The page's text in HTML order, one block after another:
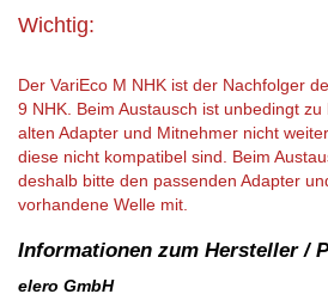
Wichtig:
Der VariEco M NHK ist der Nachfolger
9 NHK. Beim Austausch ist unbedingt
alten Adapter und Mitnehmer nicht
diese nicht kompatibel sind. Beim
deshalb bitte den passenden Adapter
vorhandene Welle mit.
elero GmbH